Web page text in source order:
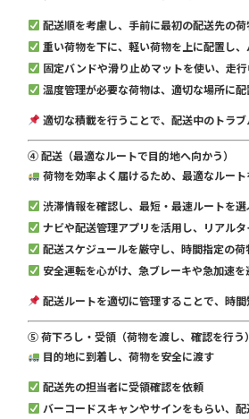
配送順を考慮し、手前に最初の配送先の荷
重い荷物を下に、軽い荷物を上に配置し
固定バンドや滑り止めマットを使い、走
温度管理が必要な荷物は、適切な場所に配
適切な積載を行うことで、配送中のトラブ
④ 配送（最適なルートで目的地へ向かう）
荷物を効率よく届けるため、最適なルー
渋滞情報を確認し、最短・最速ルートを選
ナビや配送管理アプリを活用し、リアル
配送スケジュールを厳守し、時間指定の
安全運転を心がけ、急ブレーキや急加速を
配送ルートを適切に管理することで、時間
⑤ 荷下ろし・受領（荷物を渡し、確認を行う）
目的地に到着し、荷物を安全に渡す
配送先の担当者に受領確認を依頼
バーコードスキャンやサインをもらい、